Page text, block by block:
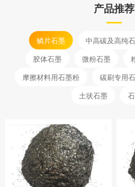
产品推荐
鳞片石墨 中高碳及高纯
胶体石墨
微粉石墨
摩擦材料用石墨粉
碳刷专用
土状石墨